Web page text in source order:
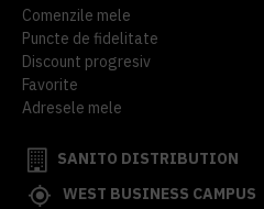
Comenzile mele
Puncte de fidelitate
Discount progresiv
Favorite
Adresele mele
SANITO DISTRIBUTION
WEST BUSINESS CAMPUS